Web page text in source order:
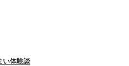
い体験談